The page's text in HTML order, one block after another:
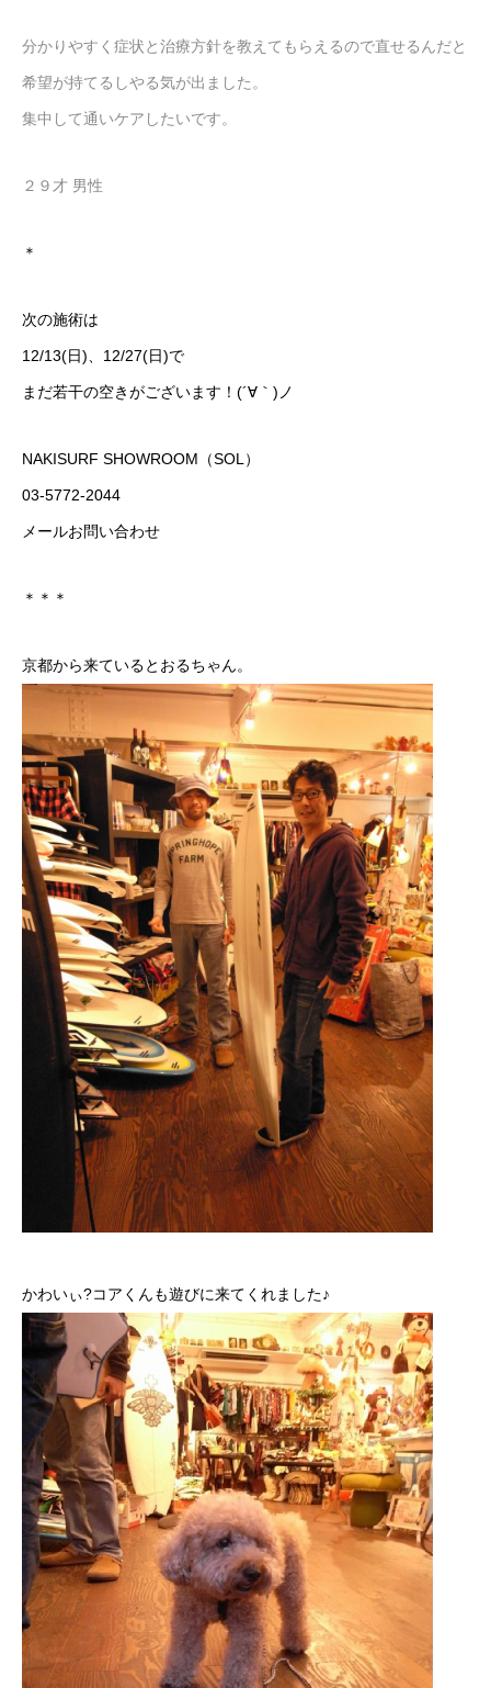
分かりやすく症状と治療方針を教えてもらえるので直せるんだと
希望が持てるしやる気が出ました。
集中して通いケアしたいです。
２９才 男性
＊
次の施術は
12/13(日)、12/27(日)で
まだ若干の空きがございます！(´∀｀)ノ
NAKISURF SHOWROOM（SOL）
03-5772-2044
メールお問い合わせ
＊＊＊
京都から来ているとおるちゃん。
かわいぃ?コアくんも遊びに来てくれました♪